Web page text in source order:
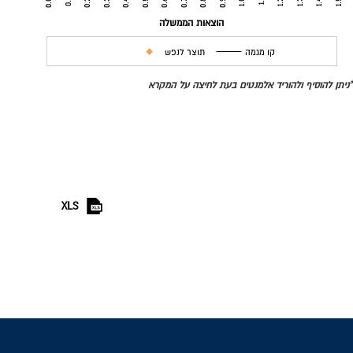
0.0 0.1 0.2 0.3 0.4 0.5 0.6 0.7 0.8 0.9 1.0 1.2 1.3 1.4 1.5
הוצאות הממשלה
תוצר לנפש קו מגמה
*ניתן להוסיף ולהוריד אלמנטים בעת לחיצה על המקרא
XLS